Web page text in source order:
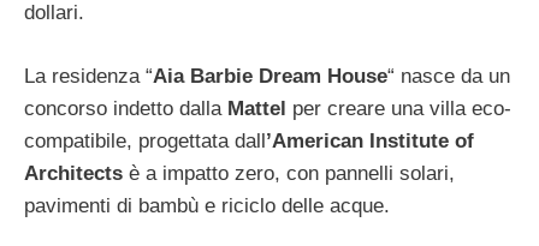
dollari.
La residenza “Aia Barbie Dream House“ nasce da un
concorso indetto dalla Mattel per creare una villa eco-
compatibile, progettata dall’American Institute of
Architects è a impatto zero, con pannelli solari,
pavimenti di bambù e riciclo delle acque.